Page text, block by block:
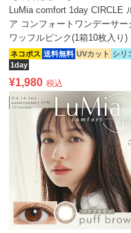
LuMia comfort 1day CIRCLE
ア コンフォートワンデーサー
ワッフルピンク(1箱10枚入り)
ネコポス 送料無料 UVカット シリ
1day
¥1,980 税込